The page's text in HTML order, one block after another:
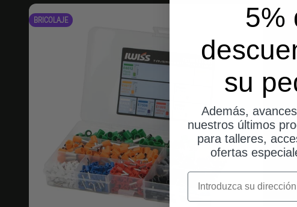
BRICOLAJE
5%
su
Además,
nuestros últimos
para talleres,
ofertas
correo electrónico